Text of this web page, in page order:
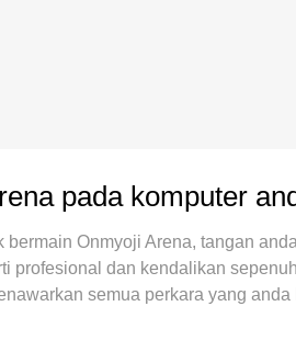
pada komputer
bermain Onmyoji Arena, tangan
profesional dan kendalikan
semua perkara yang
anda mahu, tidak ada batasan